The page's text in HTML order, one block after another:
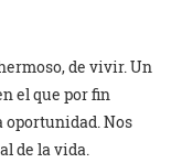
de vivir. Un
el que por fin
oportunidad. Nos
de la vida.